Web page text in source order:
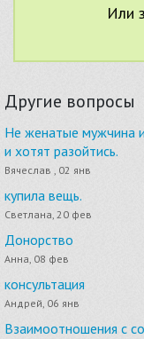
Или
Другие вопросы
Не женатые мужчина
и хотят разойтись.
Вячеслав , 02 янв
купила вещь.
Светлана, 20 фев
Донорство
Анна, 08 фев
консультация
Андрей, 06 янв
Взаимоотношения с